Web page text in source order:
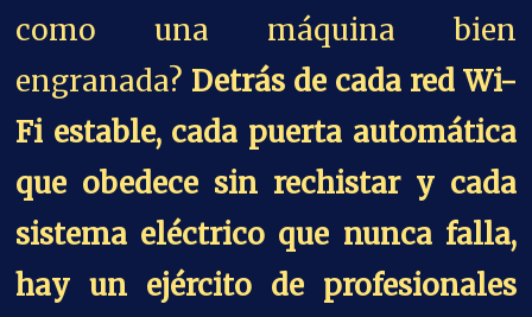
como una máquina bien
engranada? Detrás de cada red Wi-
Fi estable, cada puerta automática
que obedece sin rechistar y cada
sistema eléctrico que nunca falla,
hay un ejército de profesionales